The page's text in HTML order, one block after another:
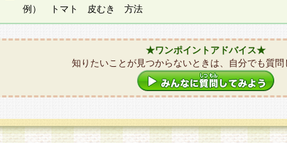
例） トマト 皮むき 方法
★ワンポイントアドバイス★
知りたいことが見つからないときは、自分でも質問